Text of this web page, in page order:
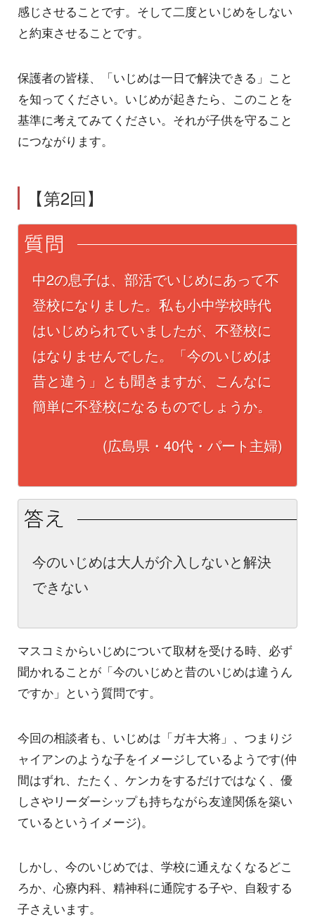
感じさせることです。そして二度といじめをしない
と約束させることです。
保護者の皆様、「いじめは一日で解決できる」こと
を知ってください。いじめが起きたら、このことを
基準に考えてみてください。それが子供を守ること
につながります。
【第2回】
中2の息子は、部活でいじめにあって不
登校になりました。私も小中学校時代
はいじめられていましたが、不登校に
はなりませんでした。「今のいじめは
昔と違う」とも聞きますが、こんなに
簡単に不登校になるものでしょうか。
(広島県・40代・パート主婦)
今のいじめは大人が介入しないと解決
できない
マスコミからいじめについて取材を受ける時、必ず
聞かれることが「今のいじめと昔のいじめは違うん
ですか」という質問です。
今回の相談者も、いじめは「ガキ大将」、つまりジ
ャイアンのような子をイメージしているようです(仲
間はずれ、たたく、ケンカをするだけではなく、優
しさやリーダーシップも持ちながら友達関係を築い
ているというイメージ)。
しかし、今のいじめでは、学校に通えなくなるどこ
ろか、心療内科、精神科に通院する子や、自殺する
子さえいます。